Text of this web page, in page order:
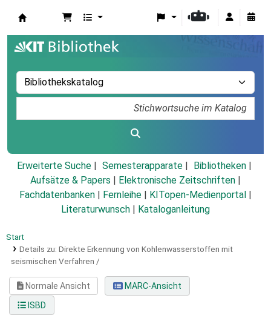
Erweiterte Suche Semesterapparate
Bibliotheken
Aufsätze & Papers
Elektronische Zeitschriften
Fachdatenbanken
Fernleihe KITopen-Medienportal
Literaturwunsch
Kataloganleitung
Start
Details zu: Direkte Erkennung von Kohlenwasserstoffen mit
seismischen Verfahren /
Normale Ansicht
MARC-Ansicht
ISBD